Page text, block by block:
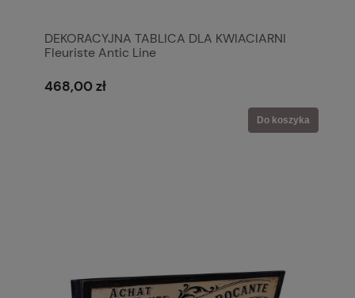
DEKORACYJNA TABLICA DLA KWIACIARNI
Fleuriste Antic Line
468,00 zł
Do koszyka